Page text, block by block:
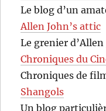
Le blog d’un
Allen John’s attic
Le grenier
Chroniques du
Chroniques de
Shangols
Un blog